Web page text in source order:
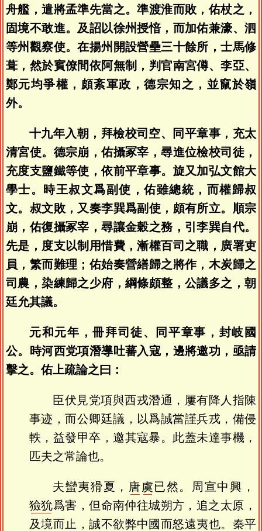
舟艦，遣將孟準先當之。準渡淮而敗，佑杖之，
固境不敢進。及詔以徐州授愔，而加佑兼濠、泗
等州觀察使。在揚州開設營壘三十餘所，士馬修
葺，然於賓僚間依阿無制，判官南宮僔、李亞、
鄭元均爭權，頗紊軍政，德宗知之，並竄於嶺
外。
十九年入朝，拜檢校司空、同平章事，充太
清宮使。德宗崩，佑攝冢宰，尋進位檢校司徒，
充度支鹽鐵等使，依前平章事。旋又加弘文館大
學士。時王叔文爲副使，佑雖總統，而權歸叔
文。叔文敗，又奏李巽爲副使，頗有所立。順宗
崩，佑復攝冢宰，尋讓金穀之務，引李巽自代。
先是，度支以制用惜費，漸權百司之職，廣署吏
員，繁而難理；佑始奏營繕歸之將作，木炭歸之
司農，染練歸之少府，綱條頗整，公議多之，朝
廷允其議。
元和元年，冊拜司徒、同平章事，封岐國
公。時河西党項潛導吐蕃入寇，邊將邀功，亟請
擊之。佑上疏論之曰：
臣伏見党項與西戎潛通，屢有降人指陳
事迹，而公卿廷議，以爲誠當謹兵戎，備侵
軼，益發甲卒，邀其寇暴。此蓋未達事機，
匹夫之常論也。
夫蠻夷猾夏， 唐虞已然。周宣中興，
獫狁爲害，但命南仲往城朔方，追之太原，
及境而止，誠不欲弊中國而怒遠夷也。秦平